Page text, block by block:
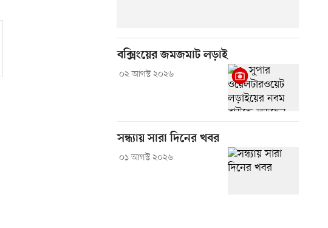
বক্সিংয়ের জমজমাট লড়াই
০২ আগস্ট ২০২৬
সন্ধ্যায় সারা দিনের খবর
০১ আগস্ট ২০২৬